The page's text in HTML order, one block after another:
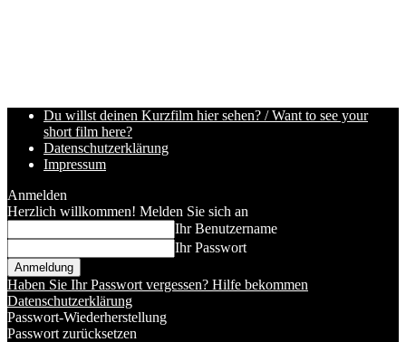
Du willst deinen Kurzfilm hier sehen? / Want to see your
short film here?
Datenschutzerklärung
Impressum
Anmelden
Herzlich willkommen! Melden Sie sich an
Ihr Benutzername
Ihr Passwort
Haben Sie Ihr Passwort vergessen? Hilfe bekommen
Datenschutzerklärung
Passwort-Wiederherstellung
Passwort zurücksetzen